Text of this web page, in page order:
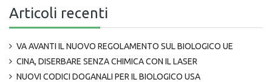
Articoli recenti
VA AVANTI IL NUOVO REGOLAMENTO SUL BIOLOGICO UE
CINA, DISERBARE SENZA CHIMICA CON IL LASER
NUOVI CODICI DOGANALI PER IL BIOLOGICO USA